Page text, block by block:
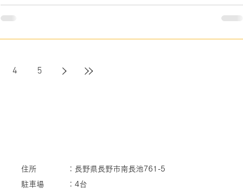
・ STEP.6 予約完了 ・ ３.予約内容の照会方法 ・ ４.予
約のキャンセル方法 ・ ５.予約の変更について ・ ６.よく
操作手順」はこちら １.はじめに Web予約は24時間いつで
択」のプルダウンを
4 5
住所 ：長野県長野市南長池761-5
駐車場 ：4台